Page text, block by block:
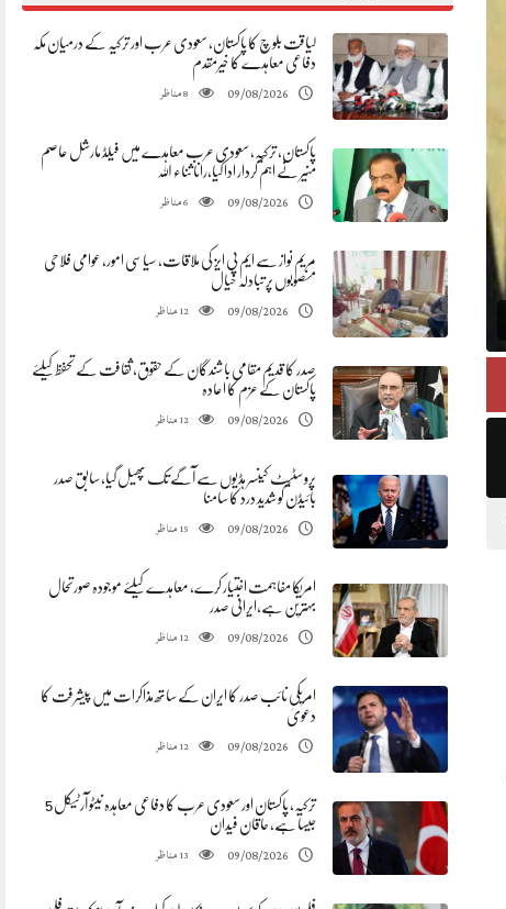
لیاقت بلوچ کا پاکستان، سعودی عرب اور ترکیہ کے درمیان مکہ
دفاعی معاہدے کا خیرمقدم
09/08/2026
8مناظر
پاکستان، ترکیہ، سعودی عرب معاہدے میں فیلڈ مارشل عاصم
منیر نے اہم کردار ادا کیا،رانا ثناء اللہ
09/08/2026
6مناظر
مریم نواز سے ایم پی ایز کی ملاقات، سیاسی امور، عوامی فلاحی
منصوبوں پر تبادلہ خیال
09/08/2026
12مناظر
صدر کا قدیم مقامی باشندگان کے حقوق، ثقافت کے تحفظ کیلئے
پاکستان کے عزم کا اعادہ
09/08/2026
12مناظر
پروسٹیٹ کینسر ہڈیوں سے آگے تک پھیل گیا، سابق صدر
بائیڈن کو شدید درد کا سامنا
09/08/2026
15مناظر
امریکا مفاہمت اختیار کرے، معاہدے کیلئے موجودہ صورتحال
بہترین ہے،ایرانی صدر
09/08/2026
12مناظر
امریکی نائب صدر کا ایران کے ساتھ مذاکرات میں پیشرفت کا
دعویٰ
09/08/2026
12مناظر
ترکیہ، پاکستان اور سعودی عرب کا دفاعی معاہدہ نیٹو آرٹیکل 5
جیسا ہے، حاقان فیدان
09/08/2026
13مناظر